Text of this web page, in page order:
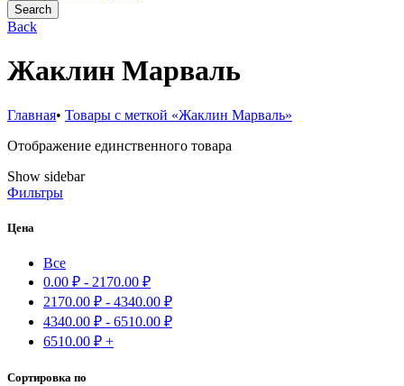
Search
Back
Жаклин Марваль
Главная• Товары с меткой «Жаклин Марваль»
Отображение единственного товара
Show sidebar
Фильтры
Цена
Все
0.00 ₽ - 2170.00 ₽
2170.00 ₽ - 4340.00 ₽
4340.00 ₽ - 6510.00 ₽
6510.00 ₽ +
Сортировка по